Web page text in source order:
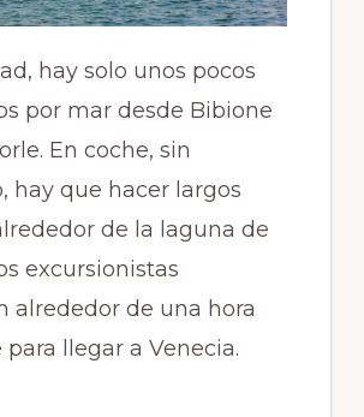
hay solo unos pocos
por mar desde Bibione
En coche, sin
hay que hacer largos
de la laguna de
excursionistas
alrededor de una hora
para llegar a Venecia.